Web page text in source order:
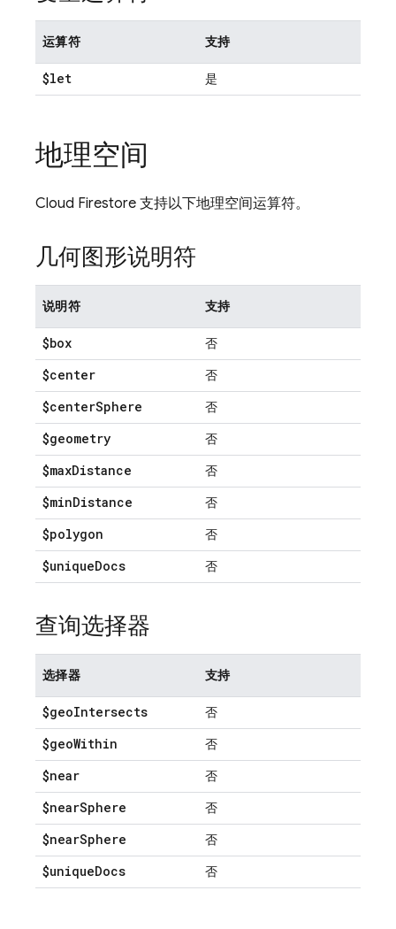
运算符 支持
$let 是
地理空间
Cloud Firestore 支持以下地理空间运算符。
几何图形说明符
说明符 支持
$box 否
$center 否
$centerSphere 否
$geometry 否
$maxDistance 否
$minDistance 否
$polygon 否
$uniqueDocs 否
查询选择器
选择器 支持
$geoIntersects 否
$geoWithin 否
$near 否
$nearSphere 否
$nearSphere 否
$uniqueDocs 否